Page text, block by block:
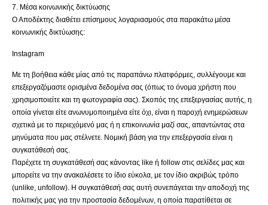
7. Μέσα κοινωνικής δικτύωσης
Ο Αποδέκτης διαθέτει επίσημους λογαριασμούς στα παρακάτω μέσα
κοινωνικής δικτύωσης:
Instagram
Με τη βοήθεια κάθε μίας από τις παραπάνω πλατφόρμες, συλλέγουμε και
επεξεργαζόμαστε ορισμένα δεδομένα σας (όπως το όνομα χρήστη που
χρησιμοποιείτε και τη φωτογραφία σας). Σκοπός της επεξεργασίας αυτής, η
οποία γίνεται είτε ανωνυμοποιημένα είτε όχι, είναι η παροχή ενημερώσεων
σχετικά με το περιεχόμενό μας ή η επικοινωνία μαζί σας, απαντώντας στα
μηνύματα που μας στέλνετε. Νομική βάση για την επεξεργασία είναι η
συγκατάθεσή σας.
Παρέχετε τη συγκατάθεσή σας κάνοντας like ή follow στις σελίδες μας και
μπορείτε να την ανακαλέσετε το ίδιο εύκολα, με τον ίδιο ακριβώς τρόπο
(unlike, unfollow). Η συγκατάθεσή σας αυτή συνεπάγεται την αποδοχή της
πολιτικής μας για την προστασία δεδομένων, η οποία παρατίθεται σε